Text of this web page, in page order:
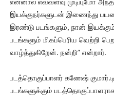
இயக்குநர்களுடன் இணைந்து
இரண்டு படங்களும், நான் இயக்கும்
படங்களும் மிகப்பெரிய வெற்றி
வாழ்த்துகிறேன். நன்றி” என்றார்.
படத்தொகுப்பாளர் கணேஷ்
படங்களுக்கும்